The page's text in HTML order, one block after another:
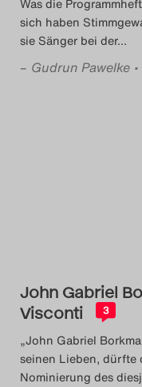
Was die
sich haben
sie Sänger bei der…
– Gudrun Pawelke
John Gabriel
Visconti
3
„John Gabriel
seinen Lieben, dürfte
Nominierung des